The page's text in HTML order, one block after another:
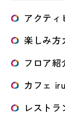
アクティ
楽しみ方
フロア紹
カフェ
レスト